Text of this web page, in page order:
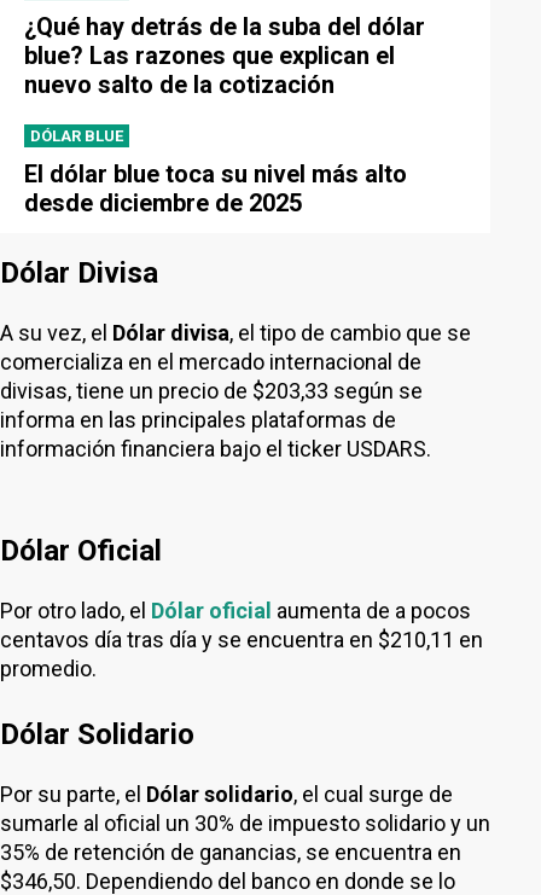
¿Qué hay detrás de la suba del dólar
blue? Las razones que explican el
nuevo salto de la cotización
DÓLAR BLUE
El dólar blue toca su nivel más alto
desde diciembre de 2025
Dólar Divisa
A su vez, el Dólar divisa, el tipo de cambio que se
comercializa en el mercado internacional de
divisas, tiene un precio de $203,33 según se
informa en las principales plataformas de
información financiera bajo el ticker USDARS.
Dólar Oficial
Por otro lado, el Dólar oficial aumenta de a pocos
centavos día tras día y se encuentra en $210,11 en
promedio.
Dólar Solidario
Por su parte, el Dólar solidario, el cual surge de
sumarle al oficial un 30% de impuesto solidario y un
35% de retención de ganancias, se encuentra en
$346,50. Dependiendo del banco en donde se lo